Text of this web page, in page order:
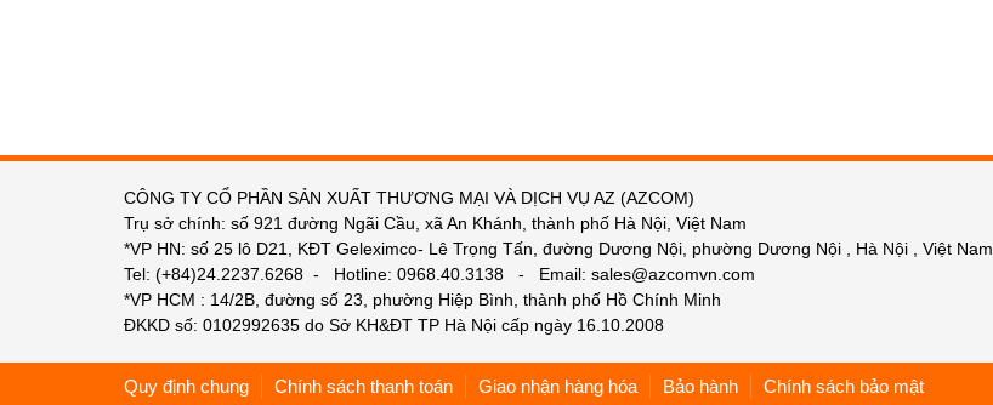
CÔNG TY CỔ PHẦN SẢN XUẤT THƯƠNG MẠI VÀ DỊCH VỤ AZ (AZCOM)
Trụ sở chính: số 921 đường Ngãi Cầu, xã An Khánh, thành phố Hà Nội, Việt Nam
*VP HN: số 25 lô D21, KĐT Geleximco- Lê Trọng Tấn, đường Dương Nội, phường Dương Nội , Hà Nội , Việt Nam
Tel: (+84)24.2237.6268 - Hotline: 0968.40.3138 - Email: sales@azcomvn.com
*VP HCM : 14/2B, đường số 23, phường Hiệp Bình, thành phố Hồ Chính Minh
ĐKKD số: 0102992635 do Sở KH&ĐT TP Hà Nội cấp ngày 16.10.2008
Quy định chung Chính sách thanh toán Giao nhận hàng hóa Bảo hành Chính sách bảo mật